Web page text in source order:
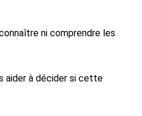
ni comprendre les
aider à décider si cette